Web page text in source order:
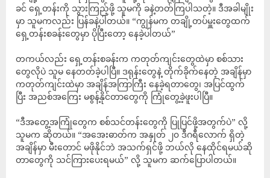
ခင် ရှေ့တန်းကို သွားကြည့်ဖို့ သူမကို ခနဲ့တတ်ကြပါသတဲ့။ ဒီအခါမျိုး
မှာ သူမကလည်း ပြန်ခနဲ့ပါတယ်။ “ကျွန်မက တချို့တပ်မှူးတွေထက်
ရှေ့တန်းစခန်းတွေမှာ ပိုပြီးတော့ နေခဲ့ပါတယ်”
တကယ်လည်း ရှေ့တန်းစခန်းက ကတုတ်ကျင်းတွေထဲမှာ စစ်သား
တွေလိုပဲ သူမ နေတတ်ခဲ့ပါပြီ။ ဒရုန်းတွေနဲ့ တိုက်ခိုက်နေတဲ့ အချိန်မှာ
ကတုတ်ကျင်းထဲမှာ အချိန်အကြာကြီး နေခဲ့ရတာတွေ၊ အပြင်ထွက်
ပြီး အညစ်အကြေး မစွန့်နိုင်တာတွေကို ကြုံတွေ့ခဲ့ဖူးပါပြီ။
“ဒီအတွေ့အကြုံတွေက စစ်သင်တန်းတွေကို ပြုပြင်ဖို့အတွက်ပဲ” လို့
သူမက ဆိုတယ်။ “အအေးဓာတ်က အနှုတ် ၂၀ ဒီဂရီလောက် ရှိတဲ့
အချိန်မှာ မီးတောင် မဖိုနိုင်ဘဲ အသက်ရှင်ဖို့ ဘယ်လို နေထိုင်ရမယ်ဆို
တာတွေကို သင်ကြားပေးရမယ်” လို့ သူမက ဆက်ပြောပါတယ်။